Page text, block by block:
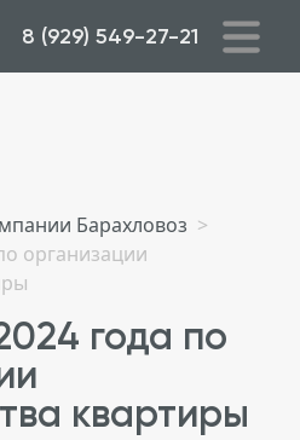
8 (929) 549-27-21
Барахловоз >
организации
года по
квартиры